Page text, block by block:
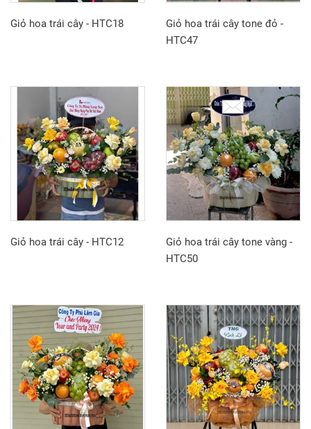
Giỏ hoa trái cây - HTC18
Giỏ hoa trái cây tone đỏ -
HTC47
Giỏ hoa trái cây - HTC12
Giỏ hoa trái cây tone vàng -
HTC50